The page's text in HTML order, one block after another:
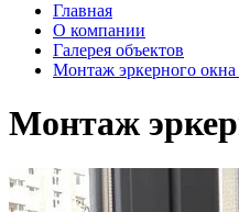
Главная
О компании
Галерея объектов
Монтаж эркерного
Монтаж